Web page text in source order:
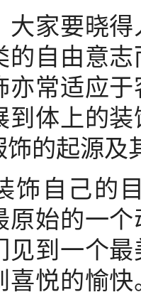
要晓得
的自由意
亦常适应
到体上的
饰的起源及
自己的目
原始的一
见到一个
喜悦的愉